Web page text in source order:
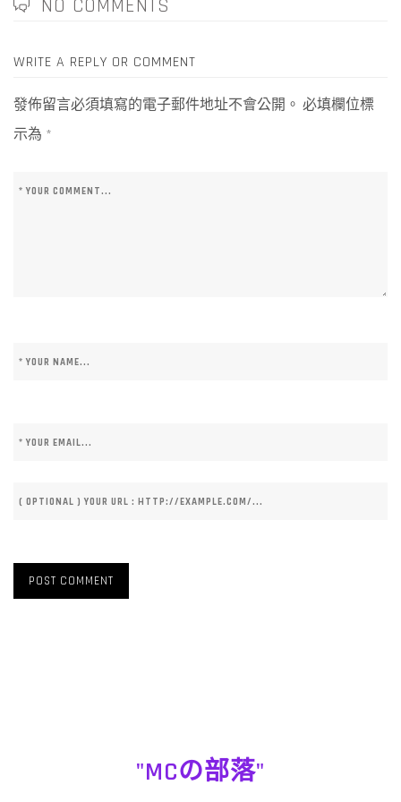
NO COMMENTS
WRITE A REPLY OR COMMENT
發佈留言必須填寫的電子郵件地址不會公開。 必填欄位標
示為 *
"MCの部落"